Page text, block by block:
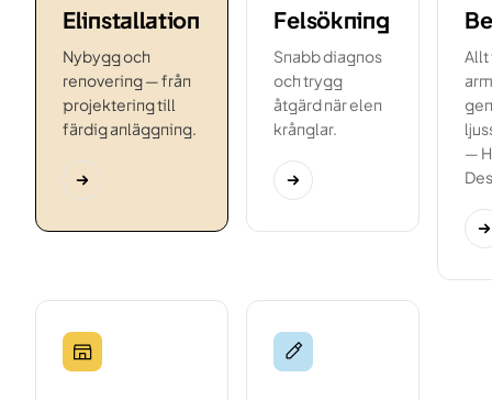
Elinstallation
Nybygg och
renovering — från
projektering till
färdig anläggning.
Felsökning
Snabb diagnos
och trygg
åtgärd när elen
krånglar.
Allt
—